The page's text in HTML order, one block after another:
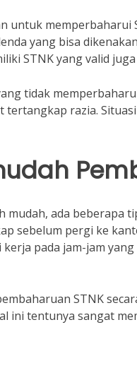
untuk memperbaharui
yang bisa
STNK yang valid
tidak
tertangkap razia.
ada beberapa
sebelum pergi ke
pada jam-jam
STNK
ini tentunya sangat